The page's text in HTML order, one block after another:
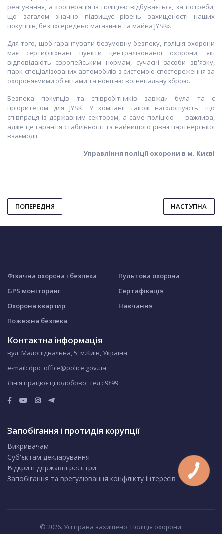
реагування, а кооперація із поліцією відбувається, за потреби,
що загалом значно підвищує рівень захищеності наших
покупців, безпосередньо магазинів та майна JYSK».
Для того, щоб гарантувати безумовну безпеку, поліція охорони
має сертифіковані пункти централізованої охорони, які
відповідають європейським нормам, сучасні засоби зв'язку,
парк спеціалізованих автомобілів з системою спостереження за
охороняємими об'єктами та новітню вогнепальну зброю.
Безпека покупців та співробітників завжди була та є
пріоритетом для JYSK. У компанії також наголошують, що
співпраця із державним сектором, а саме поліцією — важлива,
адже це гарантія стабільності та найвищого рівня партнерської
взаємодії.
Управління поліції охорони в м. Києві
ПОПЕРЕДНЯ НАСТУПНА
Фізична охорона і безпека
GPS моніторинг
Охорона квартир
Пожежна безпека
Пультова охорона
Сертифікація
Навчання
Контактна інформація
вул. Малопідвальна, 5, м.Київ, Україна
e-mail: dpo_office@police.gov.ua
Лінія працює цілодобово, тел.: 9899
Запобігання і протидія корупції
Викривачам
Суб'єктам декларування
Відкриті державні реєстри
Запобігання та врегулювання конфлікту інтересів
© 2026. Усі права захищено. Поліція охорони.